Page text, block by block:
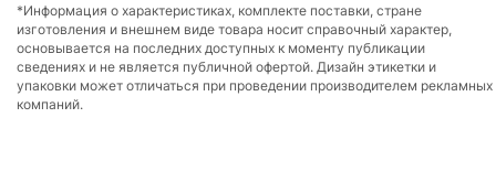
*Информация о характеристиках, комплекте поставки, стране
изготовления и внешнем виде товара носит справочный характер,
основывается на последних доступных к моменту публикации
сведениях и не является публичной офертой. Дизайн этикетки и
упаковки может отличаться при проведении производителем рекламных
компаний.